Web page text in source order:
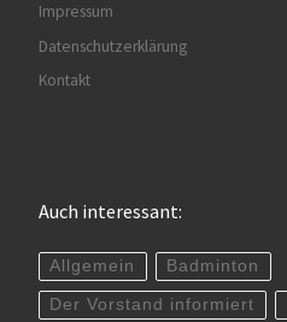
Impressum
Datenschutzerklärung
Kontakt
Auch interessant:
Allgemein Badminton
Der Vorstand informiert